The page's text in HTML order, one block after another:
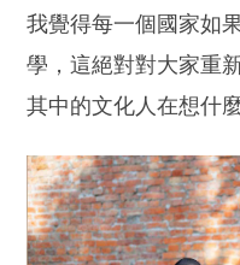
我覺得每一個國家如
學，這絕對對大家重
其中的文化人在想什